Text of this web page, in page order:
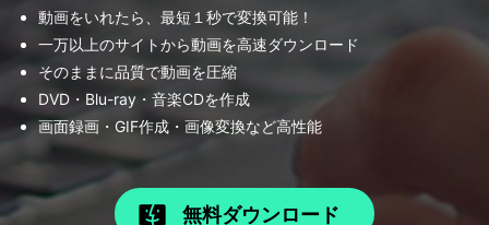
動画をいれたら、最短１秒で変換可能！
一万以上のサイトから動画を高速ダウンロード
そのままに品質で動画を圧縮
DVD・Blu-ray・音楽CDを作成
画面録画・GIF作成・画像変換など高性能
無料ダウンロード